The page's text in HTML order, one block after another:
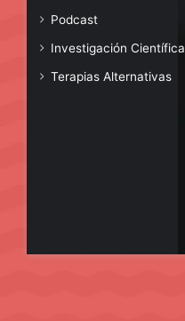
Podcast
Investigación Científica
Terapias Alternativas